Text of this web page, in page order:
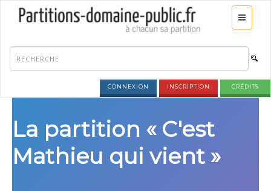
CONNEXION INSCRIPTION CRÉDITS
La partition « C'est
Mathieu qui vient »